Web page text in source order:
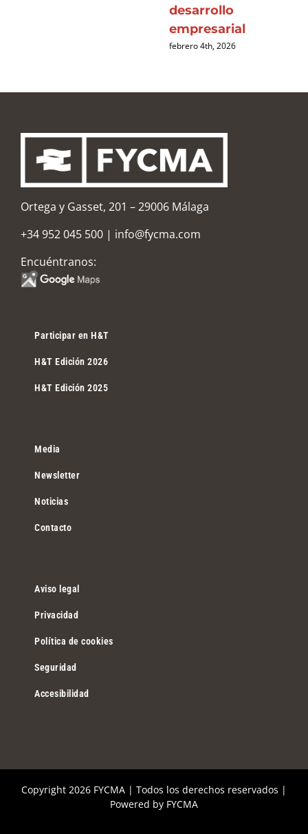
desarrollo
empresarial
febrero 4th, 2026
Ortega y Gasset, 201 – 29006 Málaga
+34 952 045 500 | info@fycma.com
Encuéntranos:
Participar en H&T
H&T Edición 2026
H&T Edición 2025
Media
Newsletter
Noticias
Contacto
Aviso legal
Privacidad
Política de cookies
Seguridad
Accesibilidad
Copyright 2026 FYCMA | Todos los derechos reservados |
Powered by FYCMA